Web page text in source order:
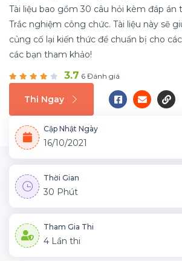
Tài liệu bao gồm 30 câu hỏi kèm đáp án
Trắc nghiệm công chức. Tài liệu này sẽ
củng cố lại kiến thức để chuẩn bị cho
các bạn tham khảo!
3.7 6 Đánh giá
Thi Ngay
Cập Nhật Ngày
16/10/2021
Thời Gian
30 Phút
Tham Gia Thi
4 Lần thi